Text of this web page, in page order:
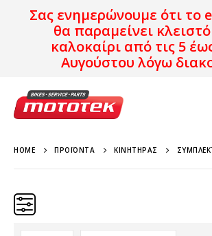
Σας ενημερώνουμε ότι το
θα παραμείνει
καλοκαίρι από τις 5
Αυγούστου λόγω
HOME ΠΡΟΪΌΝΤΑ ΚΙΝΗΤΉΡΑΣ